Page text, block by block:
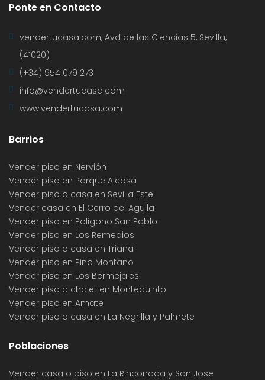
Ponte en Contacto
vendertucasa.com, Avd de las Ciencias 5, Sevilla,
(41020)
(+34) 954 079 273
info@vendertucasa.com
www.vendertucasa.com
Barrios
Vender piso en Nervión
Vender piso en Parque Alcosa
Vender piso o casa en Sevilla Este
Vender casa en El Cerro del Aguila
Vender piso en Poligono San Pablo
Vender piso en Los Remedios
Vender piso o casa en Triana
Vender piso en Pino Montano
Vender piso en Los Bermejales
Vender piso o chalet en Montequinto
Vender piso en Amate
Vender piso o casa en La Negrilla y Palmete
Poblaciones
Vender casa o piso en La Rinconada y San Jose